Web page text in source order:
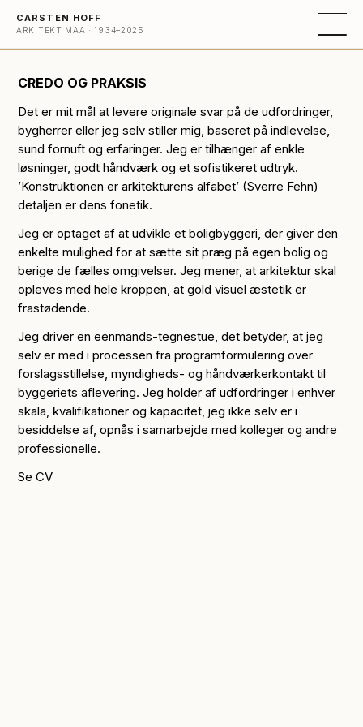
CARSTEN HOFF
ARKITEKT MAA · 1934–2025
CREDO OG PRAKSIS
Det er mit mål at levere originale svar på de udfordringer,
bygherrer eller jeg selv stiller mig, baseret på indlevelse,
sund fornuft og erfaringer. Jeg er tilhænger af enkle
løsninger, godt håndværk og et sofistikeret udtryk.
’Konstruktionen er arkitekturens alfabet’ (Sverre Fehn)
detaljen er dens fonetik.
Jeg er optaget af at udvikle et boligbyggeri, der giver den
enkelte mulighed for at sætte sit præg på egen bolig og
berige de fælles omgivelser. Jeg mener, at arkitektur skal
opleves med hele kroppen, at gold visuel æstetik er
frastødende.
Jeg driver en eenmands-tegnestue, det betyder, at jeg
selv er med i processen fra programformulering over
forslagsstillelse, myndigheds- og håndværkerkontakt til
byggeriets aflevering. Jeg holder af udfordringer i enhver
skala, kvalifikationer og kapacitet, jeg ikke selv er i
besiddelse af, opnås i samarbejde med kolleger og andre
professionelle.
Se CV